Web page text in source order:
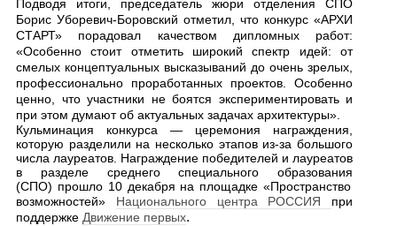
Подводя итоги, председатель жюри отделения СПО
Борис Уборевич-Боровский отметил, что конкурс «АРХИ
СТАРТ» порадовал качеством дипломных работ:
«Особенно стоит отметить широкий спектр идей: от
смелых концептуальных высказываний до очень зрелых,
профессионально проработанных проектов. Особенно
ценно, что участники не боятся экспериментировать и
при этом думают об актуальных задачах архитектуры».
Кульминация конкурса — церемония награждения,
которую разделили на несколько этаповиз-за большого
числа лауреатов. Награждение победителей и лауреатов
в разделесреднего специального образования
(СПО) прошло 10 декабря на площадке «Пространство
возможностей» Национального центра РОССИЯ при
поддержке Движение первых.